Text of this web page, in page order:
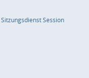
SitzungsdienstSession(Wird in